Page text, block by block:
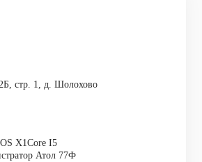
стр. 1, д. Шолохово
X1Core I5
Атол 77Ф